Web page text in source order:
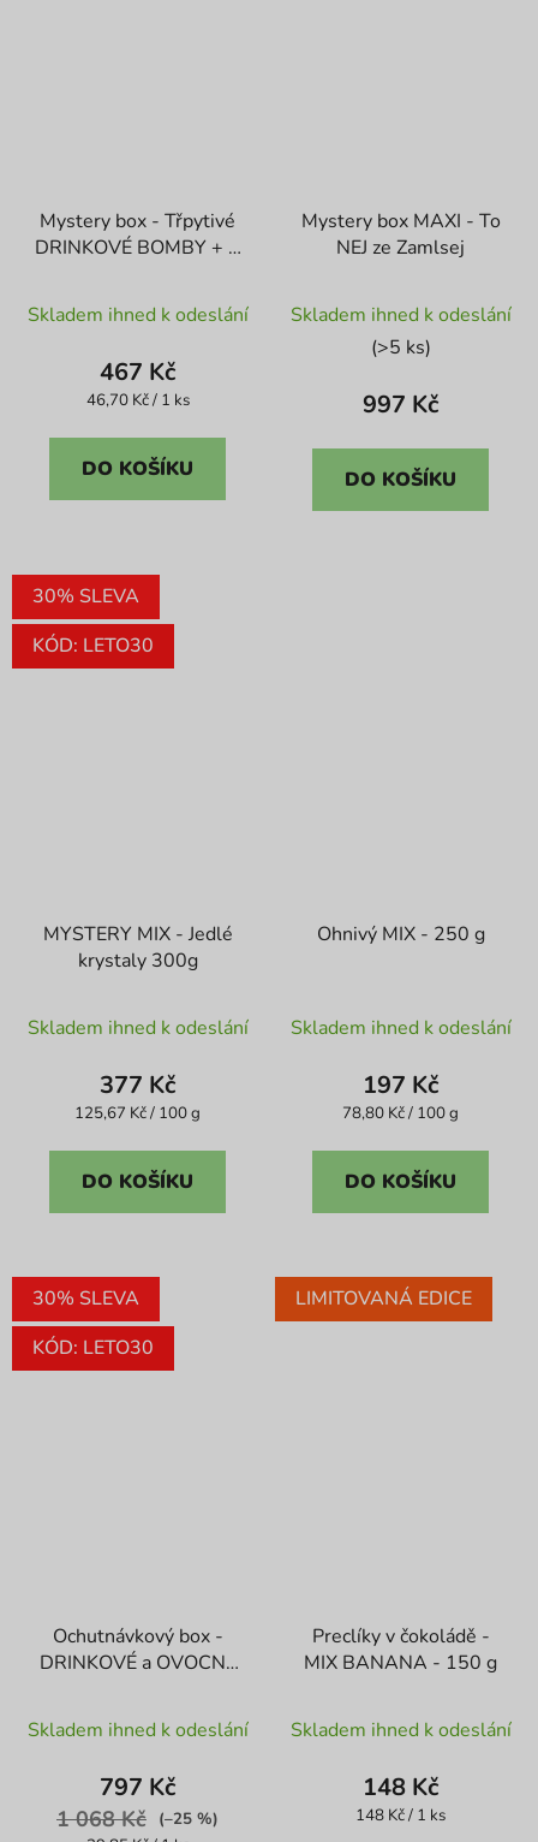
Mystery box - Třpytivé
DRINKOVÉ BOMBY + 1
hodnocení
produktu
je
z
Skladem ihned k odeslání
467 Kč
Měrná
46,70 Kč / 1 ks
DO KOŠÍKU
Mystery box MAXI - To
NEJ ze Zamlsej
Skladem ihned k odeslání
(>5 ks)
997 Kč
DO KOŠÍKU
30% SLEVA
KÓD: LETO30
MYSTERY MIX - Jedlé
krystaly 300g
Skladem ihned k odeslání
377 Kč
Měrná
125,67 Kč / 100 g
DO KOŠÍKU
Ohnivý MIX - 250 g
hodnocení
produktu
je
z
Skladem ihned k odeslání
197 Kč
Měrná
78,80 Kč / 100 g
DO KOŠÍKU
30% SLEVA
KÓD: LETO30
Ochutnávkový box -
DRINKOVÉ a OVOCNÉ
hodnocení
produktu
je
Skladem ihned k odeslání
797 Kč
1 068 Kč
(–25 %)
LIMITOVANÁ EDICE
Preclíky v čokoládě -
MIX BANANA - 150 g
Skladem ihned k odeslání
148 Kč
Měrná
148 Kč / 1 ks